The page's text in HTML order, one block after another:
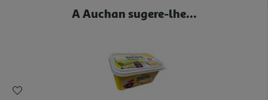
A Auchan sugere-lhe...